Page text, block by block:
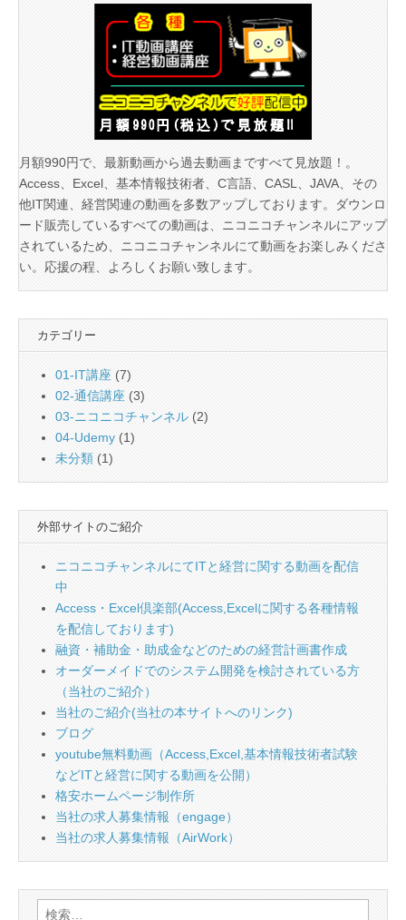
月額990円で、最新動画から過去動画まですべて見放題！。
Access、Excel、基本情報技術者、C言語、CASL、JAVA、その
他IT関連、経営関連の動画を多数アップしております。ダウンロ
ード販売しているすべての動画は、ニコニコチャンネルにアップ
されているため、ニコニコチャンネルにて動画をお楽しみくださ
い。応援の程、よろしくお願い致します。
カテゴリー
01-IT講座 (7)
02-通信講座 (3)
03-ニコニコチャンネル (2)
04-Udemy (1)
未分類 (1)
外部サイトのご紹介
ニコニコチャンネルにてITと経営に関する動画を配信
中
Access・Excel倶楽部(Access,Excelに関する各種情報
を配信しております)
融資・補助金・助成金などのための経営計画書作成
オーダーメイドでのシステム開発を検討されている方
（当社のご紹介）
当社のご紹介(当社の本サイトへのリンク)
ブログ
youtube無料動画（Access,Excel,基本情報技術者試験
などITと経営に関する動画を公開）
格安ホームページ制作所
当社の求人募集情報（engage）
当社の求人募集情報（AirWork）
検